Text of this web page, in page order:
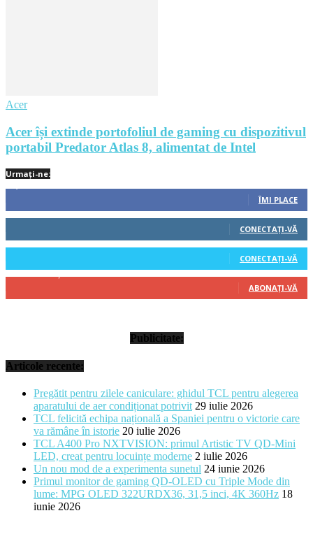
Acer
Acer își extinde portofoliul de gaming cu dispozitivul
portabil Predator Atlas 8, alimentat de Intel
Urmați-ne:
ÎMI PLACE
CONECTAȚI-VĂ
CONECTAȚI-VĂ
ABONAȚI-VĂ
Publicitate:
Articole recente:
Pregătit pentru zilele caniculare: ghidul TCL pentru alegerea
aparatului de aer condiționat potrivit 29 iulie 2026
TCL felicită echipa națională a Spaniei pentru o victorie care
va rămâne în istorie 20 iulie 2026
TCL A400 Pro NXTVISION: primul Artistic TV QD-Mini
LED, creat pentru locuințe moderne 2 iulie 2026
Un nou mod de a experimenta sunetul 24 iunie 2026
Primul monitor de gaming QD-OLED cu Triple Mode din
lume: MPG OLED 322URDX36, 31,5 inci, 4K 360Hz 18
iunie 2026